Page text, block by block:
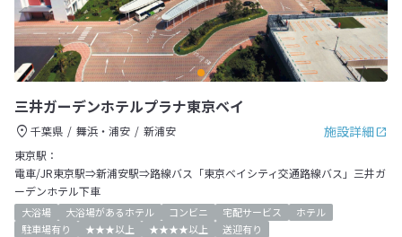
三井ガーデンホテルプラナ東京ベイ
施設詳細
千葉県 舞浜・浦安
新浦安
東京駅：
電車/JR東京駅⇒新浦安駅⇒路線バス「東京ベイシティ交通路線バス」三井ガ
ーデンホテル下車
大浴場 大浴場があるホテル コンビニ 宅配サービス
ホテル
駐車場有り
★★★以上 ★★★★以上 送迎有り